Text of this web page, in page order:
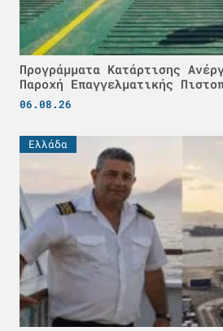
Προγράμματα Κατάρτισης
Παροχή Επαγγελματικής
06.08.26
Ελλάδα